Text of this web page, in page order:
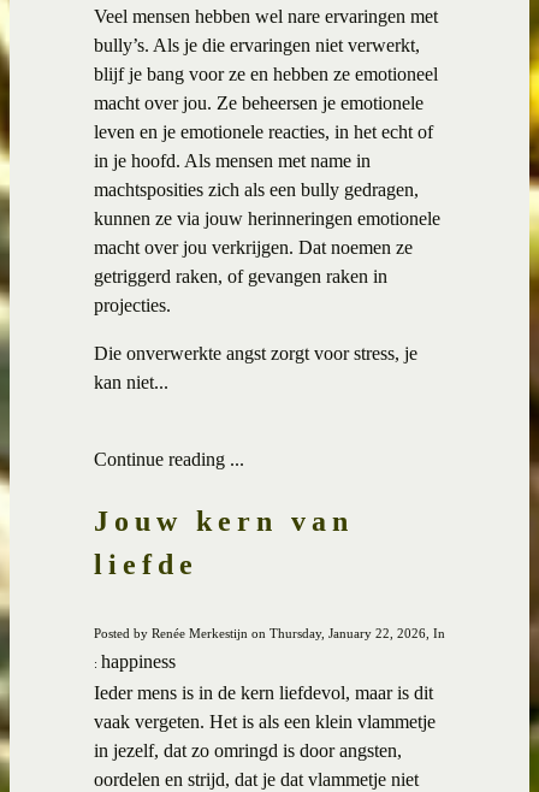
Veel mensen hebben wel nare ervaringen met
bully’s. Als je die ervaringen niet verwerkt,
blijf je bang voor ze en hebben ze emotioneel
macht over jou. Ze beheersen je emotionele
leven en je emotionele reacties, in het echt of
in je hoofd. Als mensen met name in
machtsposities zich als een bully gedragen,
kunnen ze via jouw herinneringen emotionele
macht over jou verkrijgen. Dat noemen ze
getriggerd raken, of gevangen raken in
projecties.
Die onverwerkte angst zorgt voor stress, je
kan niet...
Continue reading ...
Jouw kern van
liefde
Posted by Renée Merkestijn on Thursday, January 22, 2026, In
: happiness
Ieder mens is in de kern liefdevol, maar is dit
vaak vergeten. Het is als een klein vlammetje
in jezelf, dat zo omringd is door angsten,
oordelen en strijd, dat je dat vlammetje niet